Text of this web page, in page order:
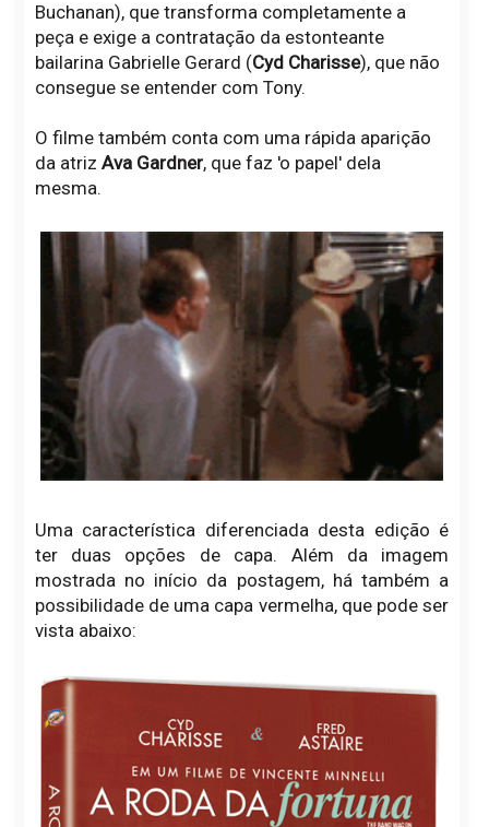
Buchanan), que transforma completamente a
peça e exige a contratação da estonteante
bailarina Gabrielle Gerard (Cyd Charisse), que não
consegue se entender com Tony.
O filme também conta com uma rápida aparição
da atriz Ava Gardner, que faz 'o papel' dela
mesma.
Uma característica diferenciada desta edição é
ter duas opções de capa. Além da imagem
mostrada no início da postagem, há também a
possibilidade de uma capa vermelha, que pode ser
vista abaixo: